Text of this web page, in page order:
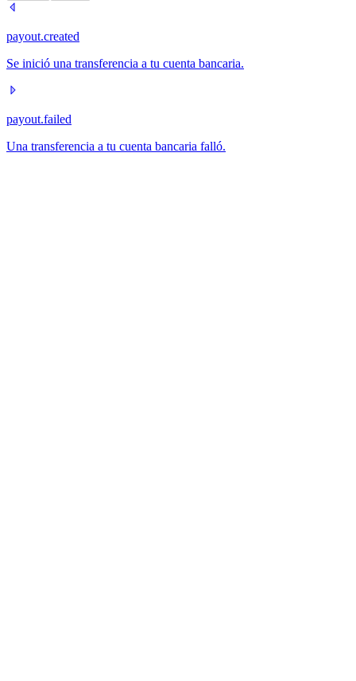
payout.created
Se inició una transferencia a tu cuenta bancaria.
payout.failed
Una transferencia a tu cuenta bancaria falló.